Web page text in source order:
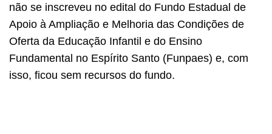
não se inscreveu no edital do Fundo Estadual de
Apoio à Ampliação e Melhoria das Condições de
Oferta da Educação Infantil e do Ensino
Fundamental no Espírito Santo (Funpaes) e, com
isso, ficou sem recursos do fundo.